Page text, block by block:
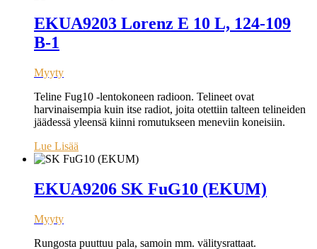
EKUA9203 Lorenz E 10 L, 124-109
B-1
Myyty
Teline Fug10 -lentokoneen radioon. Telineet ovat
harvinaisempia kuin itse radiot, joita otettiin talteen telineiden
jäädessä yleensä kiinni romutukseen meneviin koneisiin.
Lue Lisää
EKUA9206 SK FuG10 (EKUM)
Myyty
Rungosta puuttuu pala, samoin mm. välitysrattaat.